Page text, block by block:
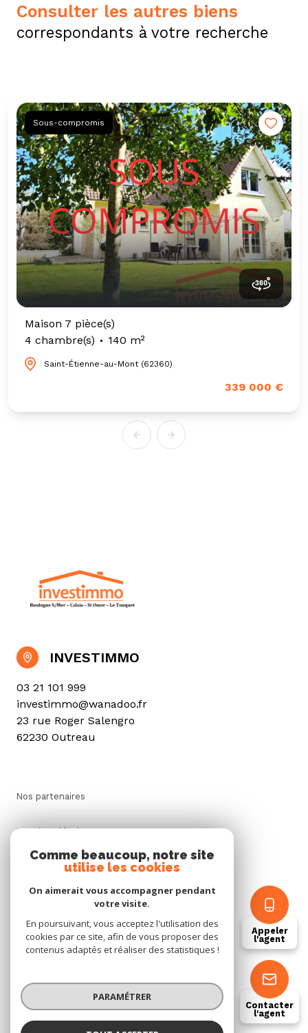
Appeler
l'agent
Contacter
l'agent
consulter les autres biens
correspondants à votre recherche
Sous-compromis
Maison 7 pièce(s)
4 chambre(s)
140 m²
Saint-Étienne-au-Mont (62360)
339 000 €
INVESTIMMO
03 21 101 999
investimmo@wanadoo.fr
23 rue Roger Salengro
62230 Outreau
Nos partenaires
Mentions légales
Cookies
© 2026 | Tous droits réservés
Comme beaucoup, notre site
utilise les cookies
On aimerait vous accompagner pendant
votre visite.
En poursuivant, vous acceptez l'utilisation des
cookies par ce site, afin de vous proposer des
contenus adaptés et réaliser des statistiques !
PARAMÉTRER